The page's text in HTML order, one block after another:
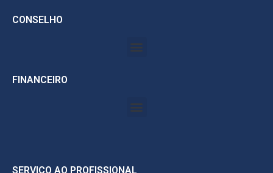
CONSELHO
FINANCEIRO
SERVIÇO AO PROFISSIONAL